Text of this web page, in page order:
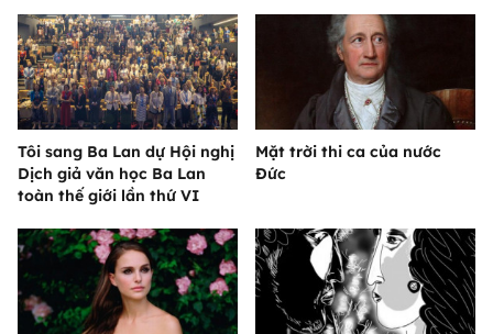
Tôi sang Ba Lan dự Hội nghị
Dịch giả văn học Ba Lan
toàn thế giới lần thứ VI
Mặt trời thi ca của nước
Đức